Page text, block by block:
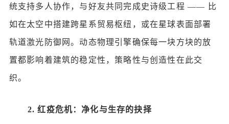
统支持多人协作，与好友共同完成史诗级工程 —— 比
如在太空中搭建跨星系贸易枢纽，或在星球表面部署
轨道激光防御网。动态物理引擎确保每一块方块的放
置都影响着建筑的稳定性，策略性与创造性在此交
织。
2.红疫危机：净化与生存的抉择